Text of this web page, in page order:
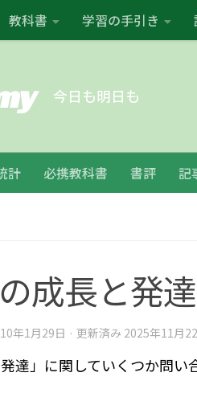
教科書 学習の手引き
今日も明日も
計 必携教科書 書評 記
の成長と発
年1月29日 · 更新済み 2025年11月
発達」に関していくつか問